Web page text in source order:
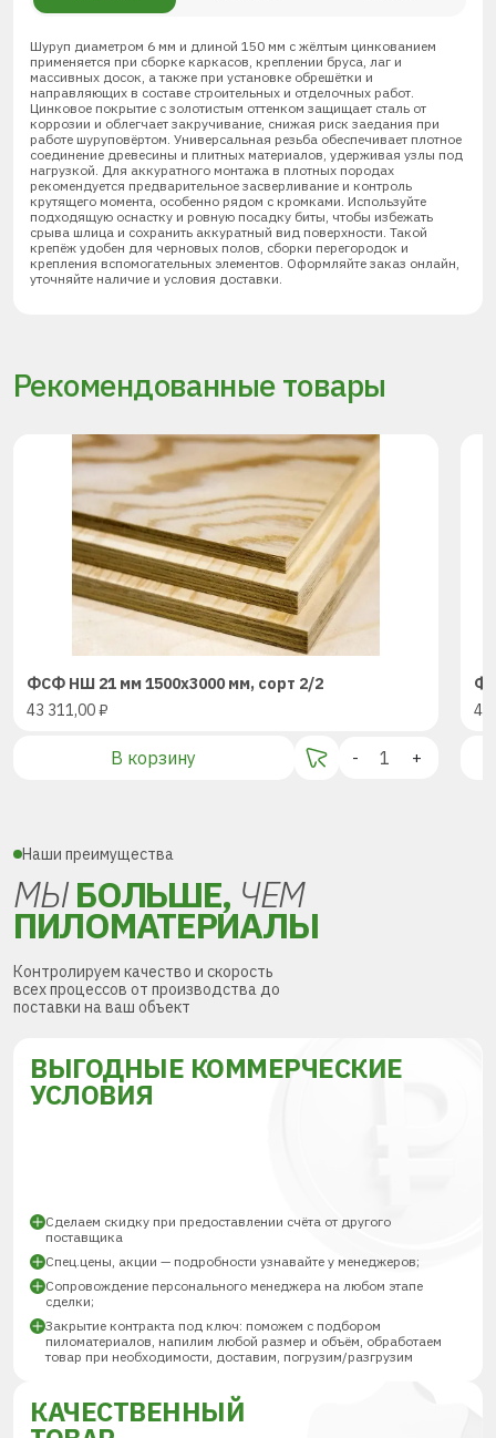
Шуруп диаметром 6 мм и длиной 150 мм с жёлтым цинкованием
применяется при сборке каркасов, креплении бруса, лаг и
массивных досок, а также при установке обрешётки и
направляющих в составе строительных и отделочных работ.
Цинковое покрытие с золотистым оттенком защищает сталь от
коррозии и облегчает закручивание, снижая риск заедания при
работе шуруповёртом. Универсальная резьба обеспечивает плотное
соединение древесины и плитных материалов, удерживая узлы под
нагрузкой. Для аккуратного монтажа в плотных породах
рекомендуется предварительное засверливание и контроль
крутящего момента, особенно рядом с кромками. Используйте
подходящую оснастку и ровную посадку биты, чтобы избежать
срыва шлица и сохранить аккуратный вид поверхности. Такой
крепёж удобен для черновых полов, сборки перегородок и
крепления вспомогательных элементов. Оформляйте заказ онлайн,
уточняйте наличие и условия доставки.
Рекомендованные товары
ФСФ НШ 21 мм 1500х3000 мм, сорт 2/2
43 311,00₽
В корзину - +
43
Наши преимущества
МЫБОЛЬШЕ, ЧЕМ
ПИЛОМАТЕРИАЛЫ
Контролируем качество и скорость
всех процессов от производства до
поставки на ваш объект
ВЫГОДНЫЕ КОММЕРЧЕСКИЕ
УСЛОВИЯ
Сделаем скидку при предоставлении счёта от другого
поставщика
Спец.цены, акции — подробности узнавайте у менеджеров;
Сопровождение персонального менеджера на любом этапе
сделки;
Закрытие контракта под ключ: поможем с подбором
пиломатериалов, напилим любой размер и объём, обработаем
товар при необходимости, доставим, погрузим/разгрузим
КАЧЕСТВЕННЫЙ